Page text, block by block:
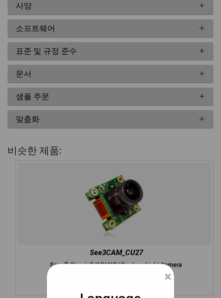
사양
소프트웨어
표준 및 규정 준수
문서
샘플 주문
맞춤화
비슷한 제품:
See3CAM_CU27
Sony® Starvis™ IMX462 Ultra Low Light Camera
×